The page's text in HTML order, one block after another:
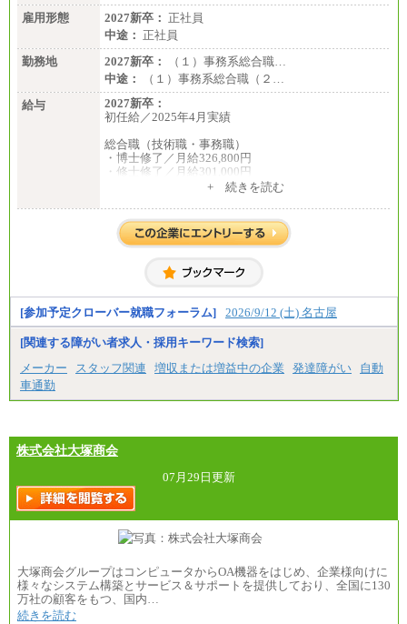
雇用形態
2027新卒： 正社員
中途： 正社員
勤務地
2027新卒：
（１）事務系総合職…
中途：
（１）事務系総合職（２…
給与
2027新卒：
初任給／2025年4月実績
総合職（技術職・事務職）
・博士修了／月給326,800円
・修士修了／月給301,000円
・大学卒／月給282,000円
・高専卒（本科）／月給256,000円
一般事務職
・高専卒（専攻科）／月給206,400円
・高専卒（本科）月給197,800円
・短大卒／月給197,800円
・専門卒（2年）／月給197,800円
※試用期間中も給与に変更はございません。
中途：
（１）（２）
想定年収：490万円～1,100万円
・1,090万円/38歳・月給59万円 *残業代・家族手当
対象外
（３）
月給：190,000円～
想定年収：340万円～610万円
年収例：
・460万円/28歳・月給26万円
（４）
月給：201,000円～
想定年収：360万円～680万円
+ 続きを読む
[参加予定クローバー就職フォーラム] 2026/9/12 (土) 名古屋
[関連する障がい者求人・採用キーワード検索]
メーカー
スタッフ関連 増収または増益中の企業 発達障がい
自動
車通勤
株式会社大塚商会
07月29日更新
大塚商会グループはコンピュータからOA機器をはじめ、企業様向けに
様々なシステム構築とサービス＆サポートを提供しており、全国に130
万社の顧客をもつ、国内…
続きを読む